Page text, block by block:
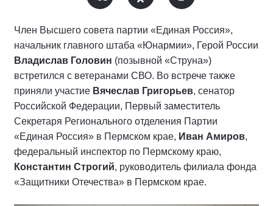
Член Высшего совета партии «Единая Россия»,
начальник главного штаба «Юнармии», Герой России
Владислав Головин (позывной «Струна»)
встретился с ветеранами СВО. Во встрече также
приняли участие Вячеслав Григорьев, сенатор
Российской Федерации, Первый заместитель
Секретаря Регионального отделения Партии
«Единая Россия» в Пермском крае, Иван Амиров,
федеральный инспектор по Пермскому краю,
Константин Строгий, руководитель филиала фонда
«Защитники Отечества» в Пермском крае.